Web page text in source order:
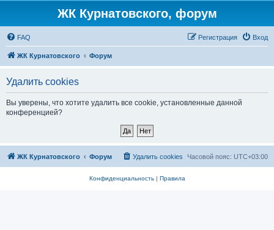
ЖК Курнатовского, форум
FAQ Вход
Регистрация
ЖК Курнатовского Форум
Удалить cookies
Вы уверены, что хотите удалить все cookie, установленные данной
конференцией?
ЖК Курнатовского Форум Часовой пояс: UTC+03:00
Удалить cookies
Конфиденциальность| Правила